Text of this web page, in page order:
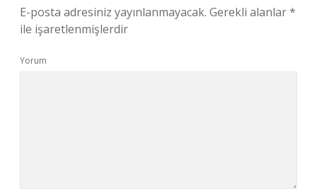
E-posta adresiniz yayınlanmayacak. Gerekli alanlar*
ile işaretlenmişlerdir
Yorum